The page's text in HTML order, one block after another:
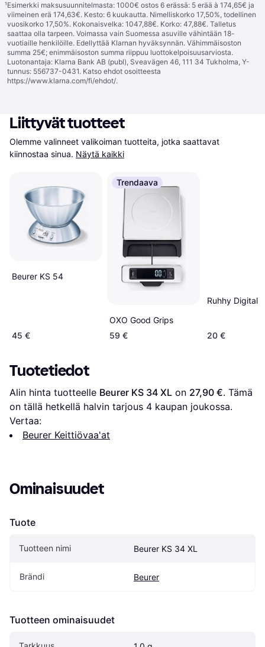
¹Esimerkki maksusuunnitelmasta: 1000€ ostos 6 erässä: 5 erää à 174,65€ ja
viimeinen erä 174,63€. Kesto: 6 kuukautta. Nimelliskorko 17,50%, todellinen
vuosikorko 17,50%. Kokonaisvelka: 1047,88€. Korko: 47,88€. Talletus
saattaa olla tarpeen. Voimassa vain Suomessa asuville vähintään 18-
vuotiaille henkilöille. Edellyttää Klarnan hyväksynnän. Vähimmäisoston
summa 25€; enimmäisoston summa riippuu luottokelpoisuusarviosta.
Luotonantaja: Klarna Bank AB (publ), Sveavägen 46, 111 34 Tukholma, Y-
tunnus: 556737-0431. Katso ehdot osoitteesta
https://www.klarna.com/fi/ehdot/.
Liittyvät tuotteet
Olemme valinneet valikoiman tuotteita, jotka saattavat
kiinnostaa sinua. Näytä kaikki
Beurer KS 54
45 €
Trendaava
OXO Good Grips
59 €
Ruhhy Digital
20 €
Tuotetiedot
Alin hinta tuotteelle Beurer KS 34 XL on 27,90 €. Tämä
on tällä hetkellä halvin tarjous 4 kaupan joukossa.
Vertaa:
Beurer Keittiövaa'at
Ominaisuudet
Tuote
Tuotteen nimi Beurer KS 34 XL
Brändi Beurer
Tuotteen ominaisuudet